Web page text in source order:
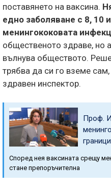
поставянето на ваксина.
едно заболяване с 8, 10
менингококовата
общественото здраве, но
вълнува обществото.
трябва да си го вземе
здравен инспектор.
Проф.
Според нея ваксината срещу
стане препоръчителна